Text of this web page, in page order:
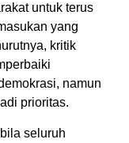
untuk terus
yang
kritik
namun
prioritas.
seluruh